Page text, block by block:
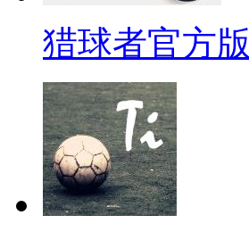
猎球者官方版